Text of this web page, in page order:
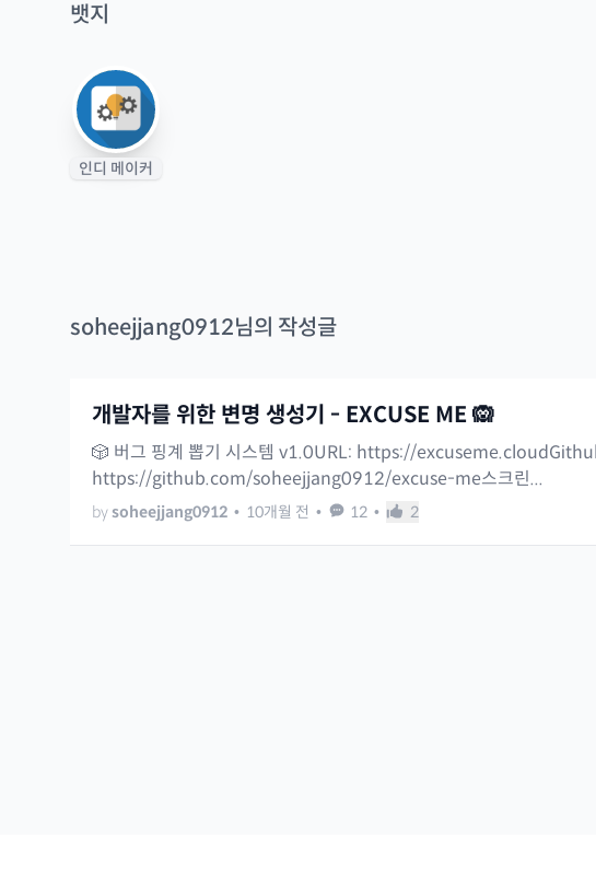
뱃지
인디 메이커
soheejjang0912님의 작성글
개발자를 위한 변명 생성기 - EXCUSE ME 🙉
🎲 버그 핑계 뽑기 시스템 v1.0URL: https://
https://github.com/soheejjang0912/excuse-me스크린...
by soheejjang0912 • 10개월 전 • 12 • 2